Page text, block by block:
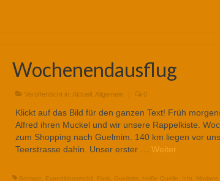
Wochenendausflug
Veröffentlicht in: Aktuell, Allgemein | 0
Klickt auf das Bild für den ganzen Text! Früh
Alfred ihren Muckel und wir unsere Rappelkiste.
zum Shopping nach Guelmim. 140 km liegen vor
Teerstrasse dahin. Unser erster … Weiter
Barrage Expeditionsmobil Fask Guelmim, heiße Quelle Icht Marjane